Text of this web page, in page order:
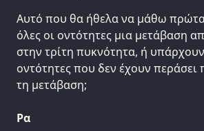
Αυτό που θα ήθελα να μάθω πρώτα
όλες οι οντότητες μια μετάβαση
στην τρίτη πυκνότητα, ή
οντότητες που δεν έχουν περάσει
τη μετάβαση;
Ρα